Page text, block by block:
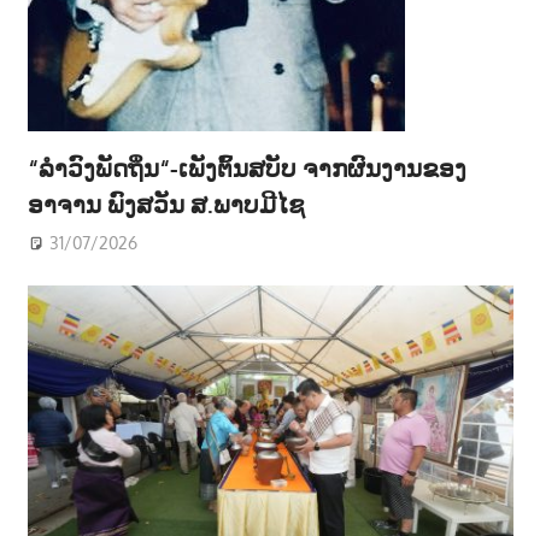
“ລຳວົງພັດຖິ່ນ“-ເພັງຕົ້ນສບັບ ຈາກຜົນງານຂອງ
ອາຈານ ພົງສວັນ ສ.ພາບມີໄຊ
31/07/2026